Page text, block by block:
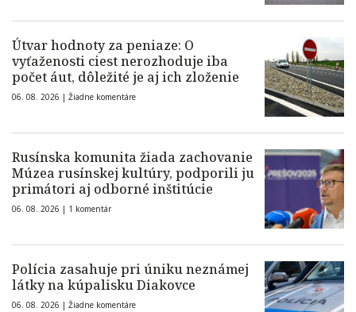
Útvar hodnoty za peniaze: O
vyťaženosti ciest nerozhoduje iba
počet áut, dôležité je aj ich zloženie
06. 08. 2026 | Žiadne komentáre
Rusínska komunita žiada zachovanie
Múzea rusínskej kultúry, podporili ju
primátori aj odborné inštitúcie
06. 08. 2026 | 1 komentár
Polícia zasahuje pri úniku neznámej
látky na kúpalisku Diakovce
06. 08. 2026 | Žiadne komentáre